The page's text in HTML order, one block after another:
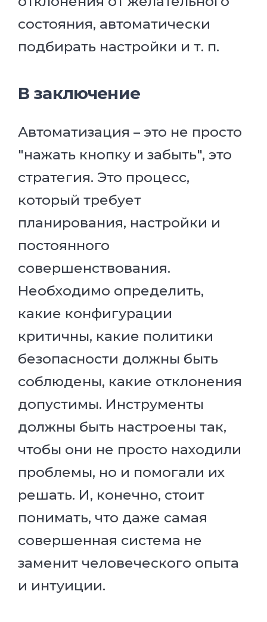
состояния, автоматически
подбирать настройки и т. п.
В заключение
Автоматизация – это не просто
"нажать кнопку и забыть", это
стратегия. Это процесс,
который требует
планирования, настройки и
постоянного
совершенствования.
Необходимо определить,
какие конфигурации
критичны, какие политики
безопасности должны быть
соблюдены, какие отклонения
допустимы. Инструменты
должны быть настроены так,
чтобы они не просто находили
проблемы, но и помогали их
решать. И, конечно, стоит
понимать, что даже самая
совершенная система не
заменит человеческого опыта
и интуиции.